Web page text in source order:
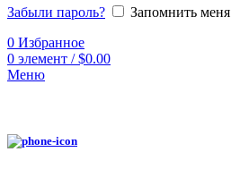
Забыли пароль?
Запомнить меня
0 Избранное
0 элемент / $0.00
Меню